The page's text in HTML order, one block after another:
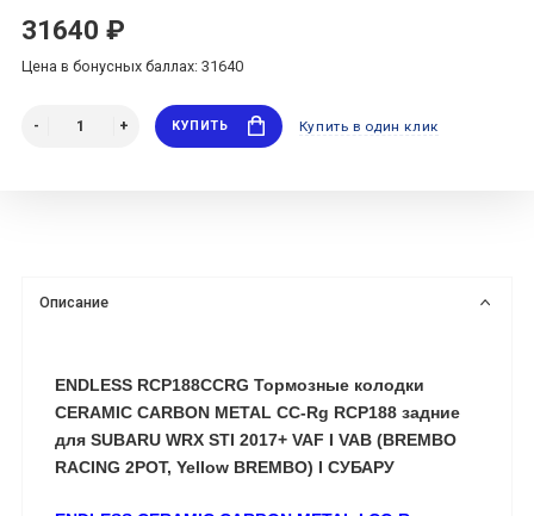
31640 ₽
Цена в бонусных баллах: 31640
КУПИТЬ Купить в один клик
Описание
ENDLESS RCP188CCRG Тормозные колодки
CERAMIC CARBON METAL CC-Rg RCP188 задние
для SUBARU WRX STI 2017+ VAF I VAB (BREMBO
RACING 2POT, Yellow BREMBO) I СУБАРУ